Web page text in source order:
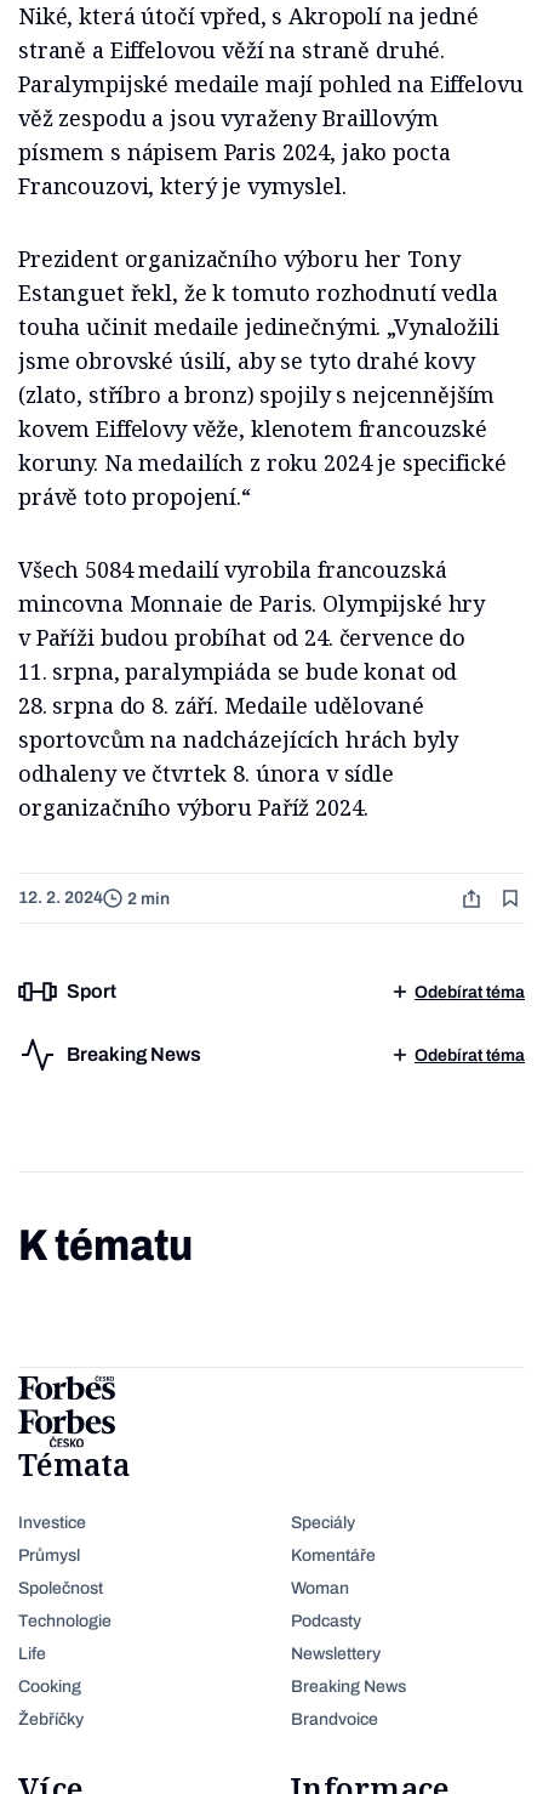
Niké, která útočí vpřed, s Akropolí na jedné
straně a Eiffelovou věží na straně druhé.
Paralympijské medaile mají pohled na Eiffelovu
věž zespodu a jsou vyraženy Braillovým
písmem s nápisem Paris 2024, jako pocta
Francouzovi, který je vymyslel.
Prezident organizačního výboru her Tony
Estanguet řekl, že k tomuto rozhodnutí vedla
touha učinit medaile jedinečnými. „Vynaložili
jsme obrovské úsilí, aby se tyto drahé kovy
(zlato, stříbro a bronz) spojily s nejcennějším
kovem Eiffelovy věže, klenotem francouzské
koruny. Na medailích z roku 2024 je specifické
právě toto propojení.“
Všech 5084 medailí vyrobila francouzská
mincovna Monnaie de Paris. Olympijské hry
v Paříži budou probíhat od 24. července do
11. srpna, paralympiáda se bude konat od
28. srpna do 8. září. Medaile udělované
sportovcům na nadcházejících hrách byly
odhaleny ve čtvrtek 8. února v sídle
organizačního výboru Paříž 2024.
12. 2. 2024 2 min
Sport Odebírat téma
Breaking News Odebírat téma
K tématu
Témata
Investice
Průmysl
Společnost
Technologie
Life
Cooking
Žebříčky
Speciály
Komentáře
Woman
Podcasty
Newslettery
Breaking News
Brandvoice